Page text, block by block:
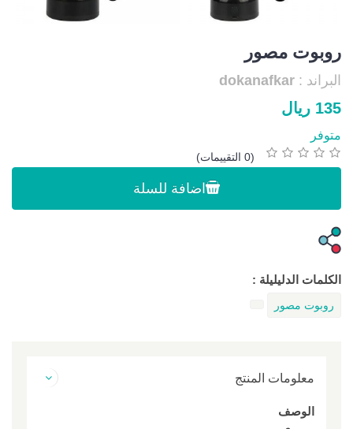
روبوت مصور
البراند : dokanafkar
135 ريال
متوفر
(0 التقييمات)
اضافة للسلة
الكلمات الدليليلة :
روبوت مصور
معلومات المنتج
الوصف